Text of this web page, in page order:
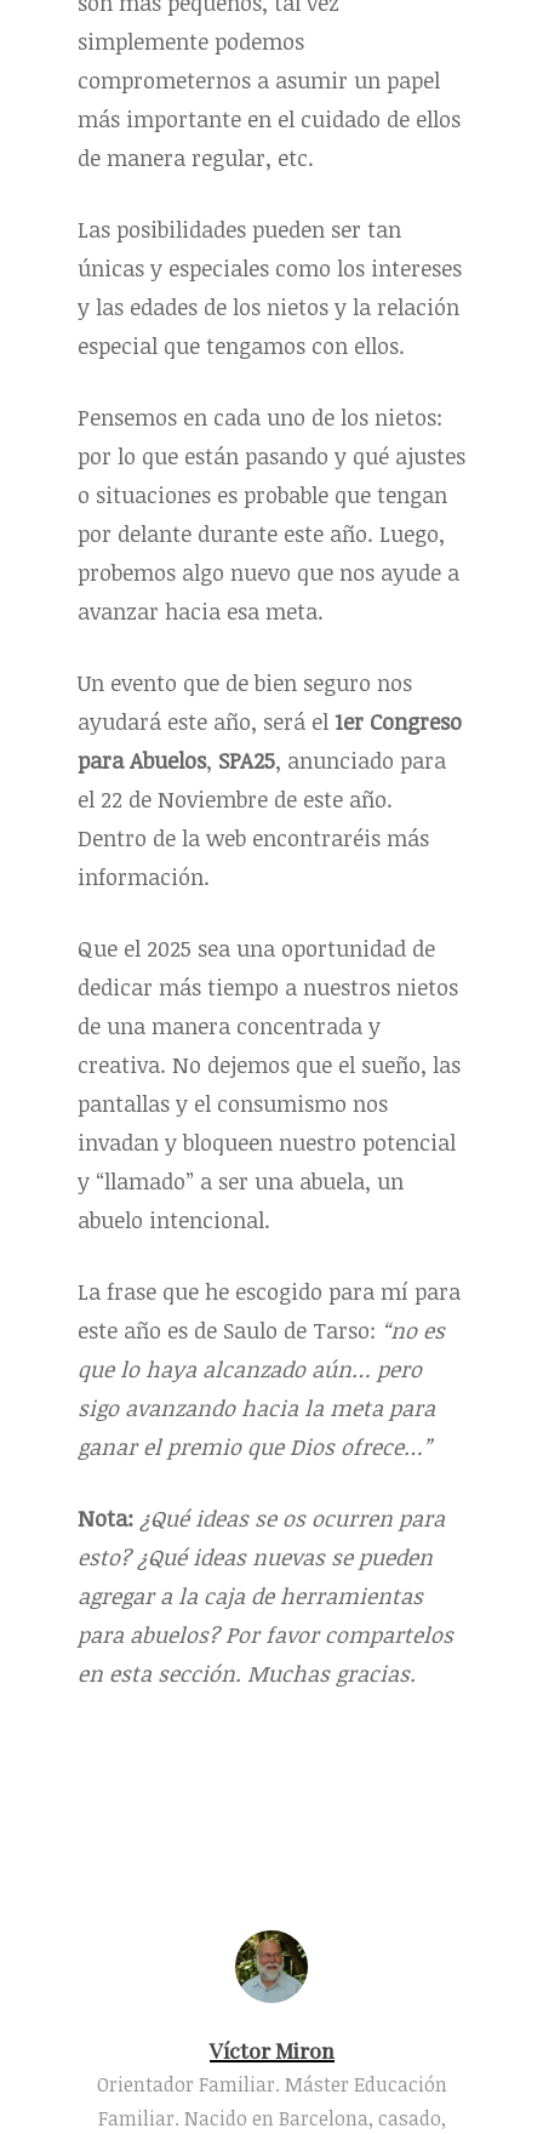
simplemente podemos
comprometernos a asumir un papel
más importante en el cuidado de ellos
de manera regular, etc.
Las posibilidades pueden ser tan
únicas y especiales como los intereses
y las edades de los nietos y la relación
especial que tengamos con ellos.
Pensemos en cada uno de los nietos:
por lo que están pasando y qué ajustes
o situaciones es probable que tengan
por delante durante este año. Luego,
probemos algo nuevo que nos ayude a
avanzar hacia esa meta.
Un evento que de bien seguro nos
ayudará este año, será el 1er Congreso
para Abuelos, SPA25, anunciado para
el 22 de Noviembre de este año.
Dentro de la web encontraréis más
información.
Que el 2025 sea una oportunidad de
dedicar más tiempo a nuestros nietos
de una manera concentrada y
creativa. No dejemos que el sueño, las
pantallas y el consumismo nos
invadan y bloqueen nuestro potencial
y “llamado” a ser una abuela, un
abuelo intencional.
La frase que he escogido para mí para
este año es de Saulo de Tarso: “no es
que lo haya alcanzado aún… pero
sigo avanzando hacia la meta para
ganar el premio que Dios ofrece…”
Nota: ¿Qué ideas se os ocurren para
esto? ¿Qué ideas nuevas se pueden
agregar a la caja de herramientas
para abuelos? Por favor compartelos
en esta sección. Muchas gracias.
Víctor Miron
Orientador Familiar. Máster Educación
Familiar. Nacido en Barcelona, casado,